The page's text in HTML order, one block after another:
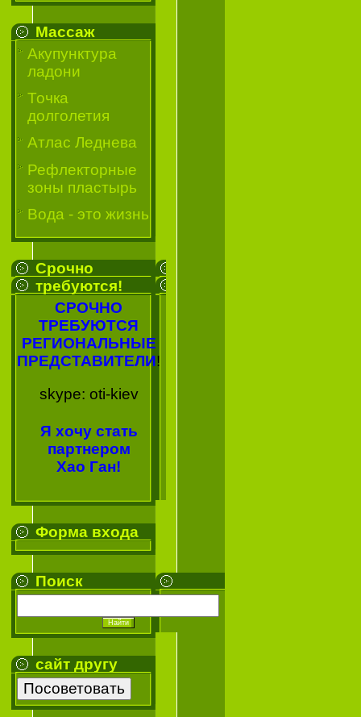
Массаж
Акупунктура
ладони
Точка
долголетия
Атлас Леднева
Рефлекторные
зоны пластырь
Вода - это жизнь
Срочно
требуются!
СРОЧНО
ТРЕБУЮТСЯ
РЕГИОНАЛЬНЫЕ
ПРЕДСТАВИТЕЛИ!
skype: oti-kiev
Я хочу стать
партнером
Хао Ган!
Форма входа
Поиск
сайт другу